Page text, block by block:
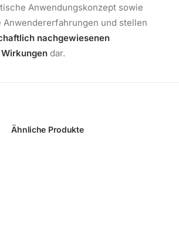
Anwendungskonzept sowie
und stellen
nachgewiesenen
dar.
Ähnliche Produkte